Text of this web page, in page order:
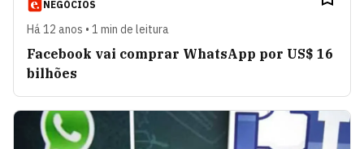
NEGÓCIOS
Há 12 anos • 1 min de leitura
Facebook vai comprar WhatsApp por US$ 16
bilhões